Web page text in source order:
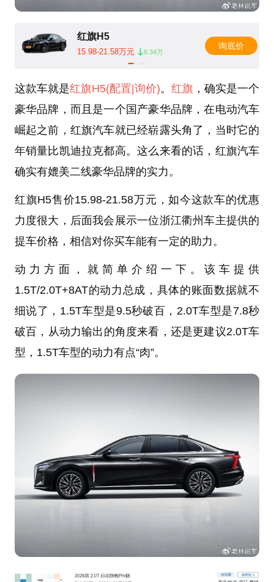
红旗H5
15.98-21.58万元 6.34万
询底价
这款车就是红旗H5(配置 |询价)。红旗 ，确实是一个
豪华品牌，而且是一个国产豪华品牌，在电动汽车
崛起之前，红旗汽车就已经崭露头角了，当时它的
年销量比凯迪拉克都高。这么来看的话，红旗汽车
确实有媲美二线豪华品牌的实力。
红旗H5售价15.98-21.58万元，如今这款车的优惠
力度很大，后面我会展示一位浙江衢州车主提供的
提车价格，相信对你买车能有一定的助力。
动力方面，就简单介绍一下。该车提供
1.5T/2.0T+8AT的动力总成，具体的账面数据就不
细说了，1.5T车型是9.5秒破百，2.0T车型是7.8秒
破百，从动力输出的角度来看，还是更建议2.0T车
型，1.5T车型的动力有点“肉”。